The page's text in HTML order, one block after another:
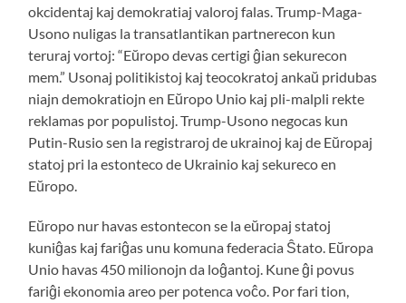
okcidentaj kaj demokratiaj valoroj falas. Trump-Maga-
Usono nuligas la transatlantikan partnerecon kun
teruraj vortoj: “Eŭropo devas certigi ĝian sekurecon
mem.” Usonaj politikistoj kaj teocokratoj ankaŭ pridubas
niajn demokratiojn en Eŭropo Unio kaj pli-malpli rekte
reklamas por populistoj. Trump-Usono negocas kun
Putin-Rusio sen la registraroj de ukrainoj kaj de Eŭropaj
statoj pri la estonteco de Ukrainio kaj sekureco en
Eŭropo.
Eŭropo nur havas estontecon se la eŭropaj statoj
kuniĝas kaj fariĝas unu komuna federacia Ŝtato. Eŭropa
Unio havas 450 milionojn da loĝantoj. Kune ĝi povus
fariĝi ekonomia areo per potenca voĉo. Por fari tion,